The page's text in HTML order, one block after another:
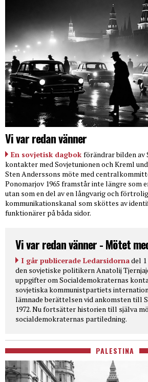
Vi var redan vänner
En sovjetisk dagbok förändrar bilden av
kontakter med Sovjetunionen och Kreml
Sten Anderssons möte med
Ponomarjov 1965 framstår inte längre som
utan som en del av en långvarig och
kommunikationskanal som sköttes av
funktionärer på båda sidor.
Vi var redan vänner - Mötet
I går publicerade Ledarsidornadel 1
den sovjetiske politikern Anatolij
uppgifter om Socialdemokraternas
sovjetiska kommunistpartiets
lämnade berättelsen vid ankomsten till
1972. Nu fortsätter historien till själva
socialdemokraternas partiledning.
PALESTINA